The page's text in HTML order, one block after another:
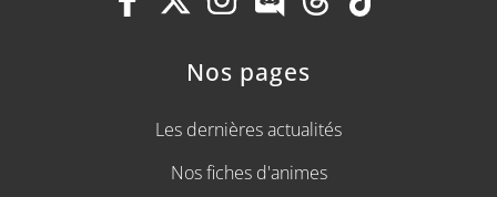
Nos pages
Les dernières actualités
Nos fiches d'animes